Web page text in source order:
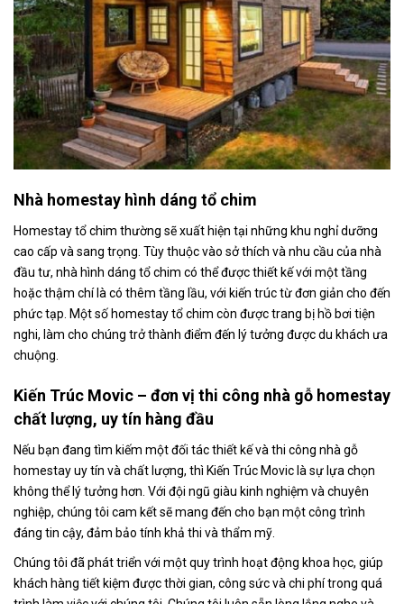
Nhà homestay hình dáng tổ chim
Homestay tổ chim thường sẽ xuất hiện tại những khu nghỉ dưỡng
cao cấp và sang trọng. Tùy thuộc vào sở thích và nhu cầu của nhà
đầu tư, nhà hình dáng tổ chim có thể được thiết kế với một tầng
hoặc thậm chí là có thêm tầng lầu, với kiến trúc từ đơn giản cho đến
phức tạp. Một số homestay tổ chim còn được trang bị hồ bơi tiện
nghi, làm cho chúng trở thành điểm đến lý tưởng được du khách ưa
chuộng.
Kiến Trúc Movic – đơn vị thi công nhà gỗ homestay
chất lượng, uy tín hàng đầu
Nếu bạn đang tìm kiếm một đối tác thiết kế và thi công nhà gỗ
homestay uy tín và chất lượng, thì Kiến Trúc Movic là sự lựa chọn
không thể lý tưởng hơn. Với đội ngũ giàu kinh nghiệm và chuyên
nghiệp, chúng tôi cam kết sẽ mang đến cho bạn một công trình
đáng tin cậy, đảm bảo tính khả thi và thẩm mỹ.
Chúng tôi đã phát triển với một quy trình hoạt động khoa học, giúp
khách hàng tiết kiệm được thời gian, công sức và chi phí trong quá